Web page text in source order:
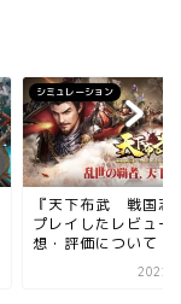
シミュレーション
『千年戦争アイギス
をプレイしたレビュ
感想
2021-